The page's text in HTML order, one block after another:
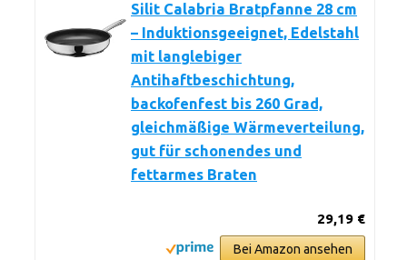
Silit Calabria Bratpfanne 28 cm
– Induktionsgeeignet, Edelstahl
mit langlebiger
Antihaftbeschichtung,
backofenfest bis 260 Grad,
gleichmäßige Wärmeverteilung,
gut für schonendes und
fettarmes Braten
29,19 €
Bei Amazon ansehen